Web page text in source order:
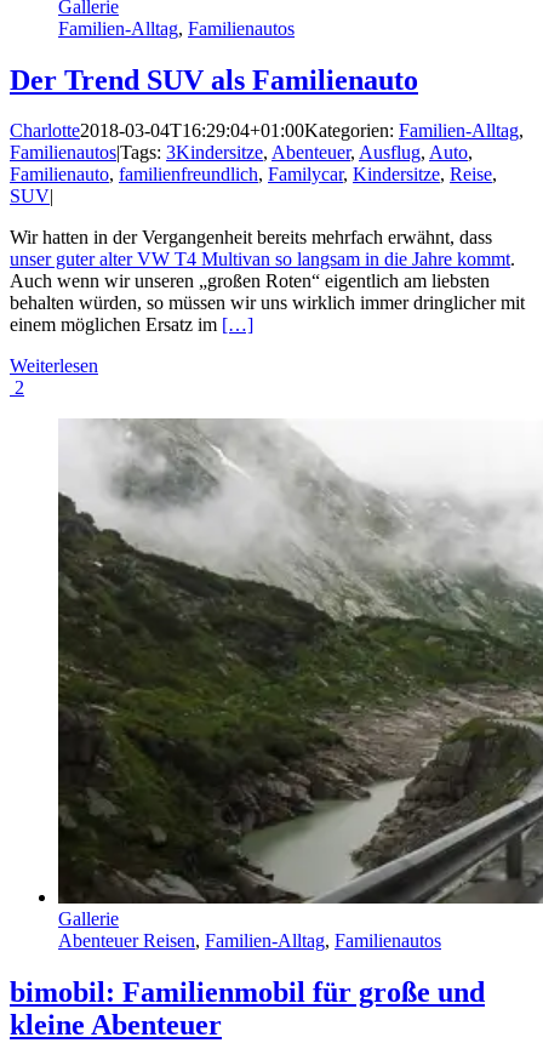
Gallerie
Familien-Alltag, Familienautos
Der Trend SUV als Familienauto
Charlotte2018-03-04T16:29:04+01:00Kategorien: Familien-Alltag,
Familienautos|Tags: 3Kindersitze, Abenteuer, Ausflug, Auto,
Familienauto, familienfreundlich, Familycar, Kindersitze, Reise,
SUV|
Wir hatten in der Vergangenheit bereits mehrfach erwähnt, dass
unser guter alter VW T4 Multivan so langsam in die Jahre kommt.
Auch wenn wir unseren „großen Roten“ eigentlich am liebsten
behalten würden, so müssen wir uns wirklich immer dringlicher mit
einem möglichen Ersatz im […]
Weiterlesen
2
Gallerie
Abenteuer Reisen, Familien-Alltag, Familienautos
bimobil: Familienmobil für große und
kleine Abenteuer